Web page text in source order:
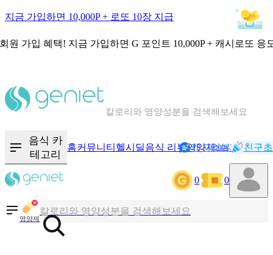
지금 가입하면 10,000P + 로또 10장 지급
원 가입 혜택! 지금 가입하면 G 포인트 10,000P + 캐시로또 응
혈당 · 다이어트 음식 검색해보세요
음식 카
테고리
홈커뮤니티 헬시딜음식 리뷰영양제NEW기록
캐시리뷰 친구
0 0
영양제
칼로리와 영양성분을 검색해보세요
혈당 · 다이어트 음식 검색해보세요
음식 · 영양제 리뷰를 찾아보세요